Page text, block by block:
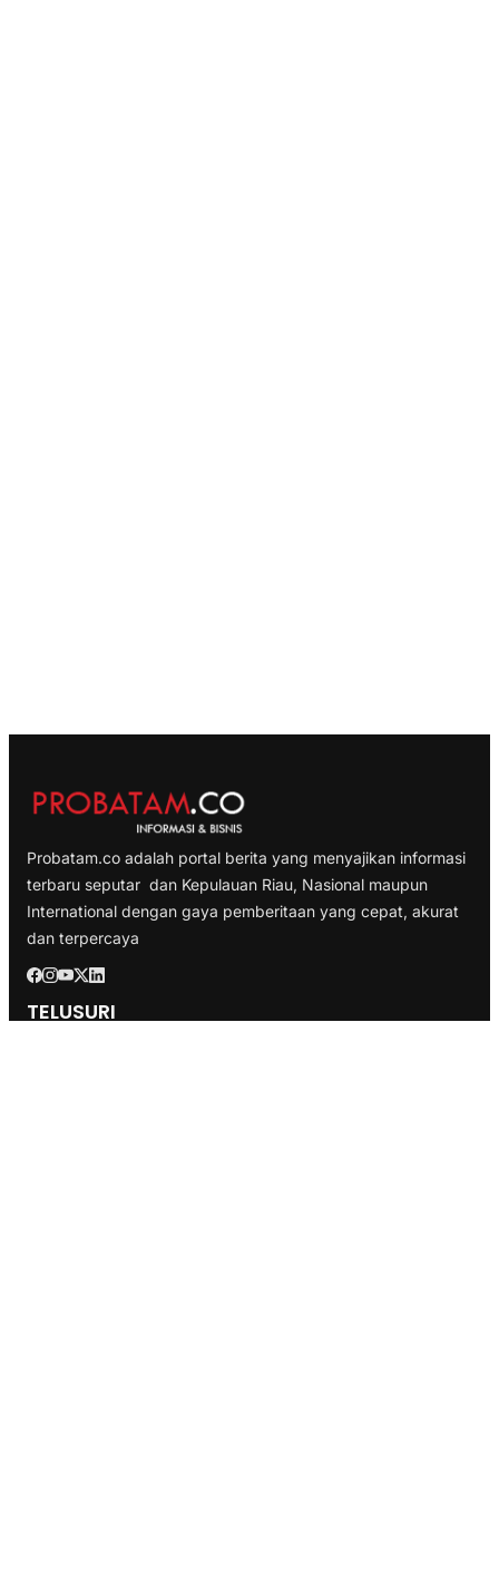
Probatam.co adalah portal berita yang menyajikan informasi
terbaru seputar dan Kepulauan Riau, Nasional maupun
International dengan gaya pemberitaan yang cepat, akurat
dan terpercaya
TELUSURI